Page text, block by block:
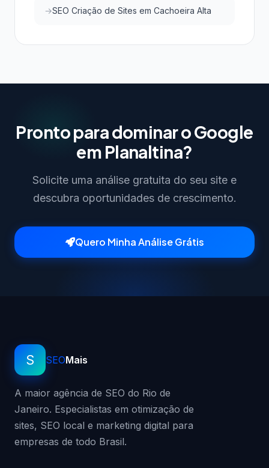
SEO Criação de Sites em Cachoeira Alta
Pronto para dominar o Google
em Planaltina?
Solicite uma análise gratuita do seu site e
descubra oportunidades de crescimento.
Quero Minha Análise Grátis
S SEOMais
A maior agência de SEO do Rio de
Janeiro. Especialistas em otimização de
sites, SEO local e marketing digital para
empresas de todo Brasil.